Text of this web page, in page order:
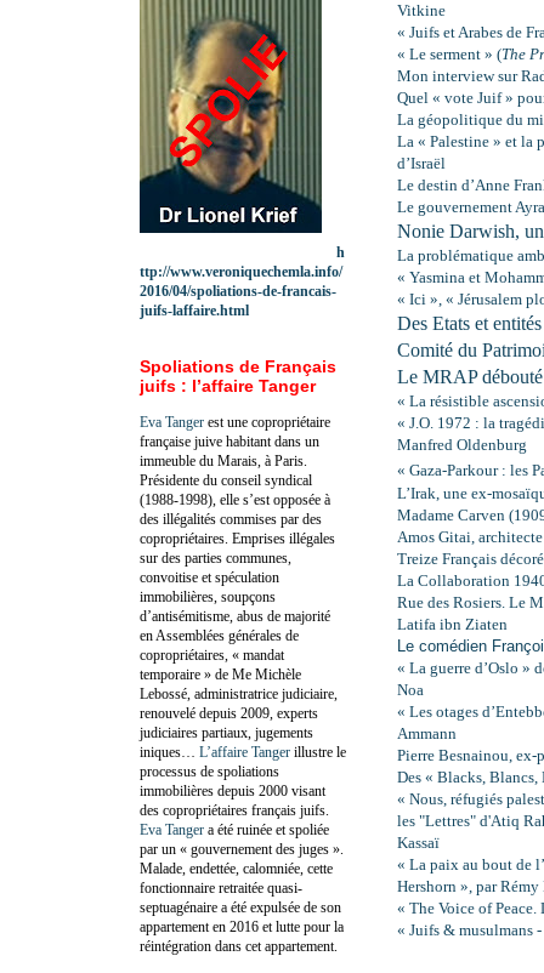
Vitkine
« Juifs et Arabes de
« Le serment » (The
Mon interview sur
Quel « vote Juif »
La géopolitique du
La « Palestine » et la
d’Israël
Le destin d’Anne
Le gouvernement
Nonie Darwish,
La problématique
« Yasmina et
« Ici », « Jérusalem
Des Etats et
Comité du
Le MRAP
« La résistible
« J.O. 1972 : la
Manfred Oldenburg
« Gaza-Parkour : les
L’Irak, une ex-
Madame Carven
Amos Gitai,
Treize Français
La Collaboration
Rue des Rosiers. Le
Latifa ibn Ziaten
Le comédien
« La guerre d’Oslo »
Noa
« Les otages
Ammann
Pierre Besnainou, ex-
Des « Blacks, Blancs,
« Nous, réfugiés
les "Lettres" d'Atiq
Kassaï
« La paix au bout de
Hershorn », par
« The Voice of
« Juifs & musulmans
h
ttp://www.veroniquechemla.info/
2016/04/spoliations-de-francais-
juifs-laffaire.html
Spoliations de Français
juifs : l’affaire Tanger
Eva Tanger est une copropriétaire
française juive habitant dans un
immeuble du Marais, à Paris.
Présidente du conseil syndical
(1988-1998), elle s’est opposée à
des illégalités commises par des
copropriétaires. Emprises illégales
sur des parties communes,
convoitise et spéculation
immobilières, soupçons
d’antisémitisme, abus de majorité
en Assemblées générales de
copropriétaires, « mandat
temporaire » de Me Michèle
Lebossé, administratrice judiciaire,
renouvelé depuis 2009, experts
judiciaires partiaux, jugements
iniques… L’affaire Tanger illustre le
processus de spoliations
immobilières depuis 2000 visant
des copropriétaires français juifs.
Eva Tanger a été ruinée et spoliée
par un « gouvernement des juges ».
Malade, endettée, calomniée, cette
fonctionnaire retraitée quasi-
septuagénaire a été expulsée de son
appartement en 2016 et lutte pour la
réintégration dans cet appartement.